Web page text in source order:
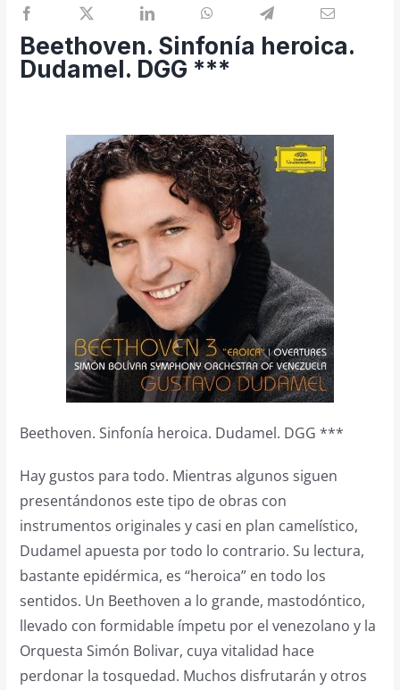
Recomendación
Cosas de Beckmesser
Nosotros y privacidad
Beethoven. Sinfonía heroica.
Dudamel. DGG ***
Beethoven. Sinfonía heroica. Dudamel. DGG ***
Hay gustos para todo. Mientras algunos siguen
presentándonos este tipo de obras con
instrumentos originales y casi en plan camelístico,
Dudamel apuesta por todo lo contrario. Su lectura,
bastante epidérmica, es “heroica” en todo los
sentidos. Un Beethoven a lo grande, mastodóntico,
llevado con formidable ímpetu por el venezolano y la
Orquesta Simón Bolivar, cuya vitalidad hace
perdonar la tosquedad. Muchos disfrutarán y otros